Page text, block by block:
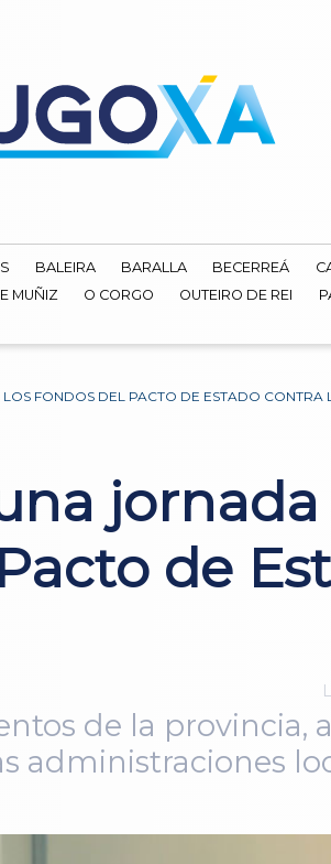
BALEIRA BARALLA BECERREÁ
MUÑIZ O CORGO OUTEIRO DE REI
FONDOS DEL PACTO DE ESTADO CONTRA
de
de la provincia,
administraciones